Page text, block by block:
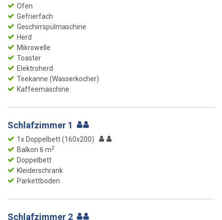
Ofen
Gefrierfach
Geschirrspülmaschine
Herd
Mikrowelle
Toaster
Elektroherd
Teekanne (Wasserkocher)
Kaffeemaschine
Schlafzimmer 1
1x Doppelbett (160x200)
Balkon 6 m2
Doppelbett
Kleiderschrank
Parkettboden
Schlafzimmer 2